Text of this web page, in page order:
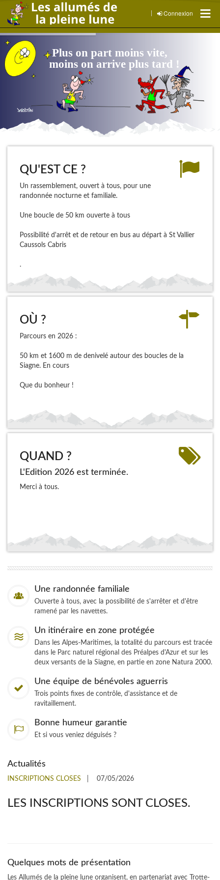
Connexion
Plus on part moins vite,
moins on arrive plus tard !
QU'EST CE ?
Un rassemblement, ouvert à tous, pour une
randonnée nocturne et familiale.
Une boucle de 50 km ouverte à tous
Possibilité d'arrêt et de retour en bus au départ à St Vallier
Caussols Cabris
.
OÙ ?
Parcours en 2026 :
50 km et 1600 m de denivelé autour des boucles de la
Siagne. En cours
Que du bonheur !
QUAND ?
L'Edition 2026 est terminée.
Merci à tous.
Une randonnée familiale
Ouverte à tous, avec la possibilité de s'arrêter et d'être
ramené par les navettes.
Un itinéraire en zone protégée
Dans les Alpes-Maritimes, la totalité du parcours est tracée
dans le Parc naturel régional des Préalpes d'Azur et sur les
deux versants de la Siagne, en partie en zone Natura 2000.
Une équipe de bénévoles aguerris
Trois points fixes de contrôle, d'assistance et de
ravitaillement.
Bonne humeur garantie
Et si vous veniez déguisés ?
Actualités
INSCRIPTIONS CLOSES 07/05/2026
LES INSCRIPTIONS SONT CLOSES.
Quelques mots de présentation
Les Allumés de la pleine lune organisent, en partenariat avec Trotte-